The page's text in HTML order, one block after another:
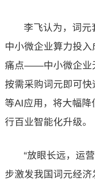
李飞认为，词
中小微企业算力投
痛点——中小微企业
按需采购词元即可
等AI应用，将大幅
行百业智能化升级。
“放眼长远，运
步激发我国词元经